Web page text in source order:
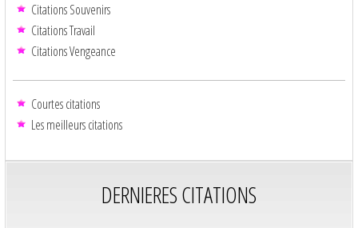
Citations Souvenirs
Citations Travail
Citations Vengeance
Courtes citations
Les meilleurs citations
DERNIERES CITATIONS